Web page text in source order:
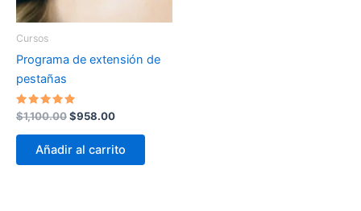
Cursos
Programa de extensión de
pestañas
Valorado
en
5.00
de 5
$1,100.00Original
was:
$1,100.00.
$958.00Current
$958.00.
Añadir al carrito